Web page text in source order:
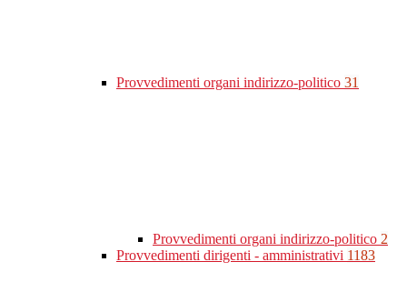
Provvedimenti organi indirizzo-politico 31
Provvedimenti organi indirizzo-politico 2
Provvedimenti dirigenti - amministrativi 1183